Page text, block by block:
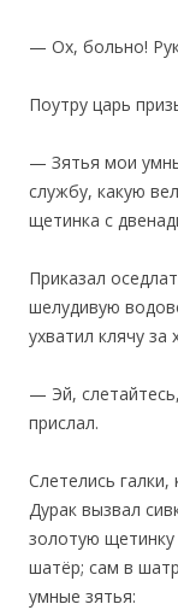
— Ох, больно!
‎Поутру царь
— Зятья мои
службу, какую
щетинка с
Приказал
шелудивую
ухватил клячу за
— Эй,
прислал.
Слетелись галки,
Дурак вызвал
золотую щетинку
шатёр; сам в
умные зятья: